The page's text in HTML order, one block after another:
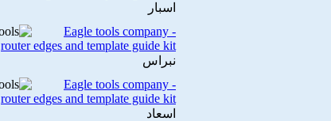
اسبار
Eagle tools company -
router edges and template guide kit
نبراس
Eagle tools company -
router edges and template guide kit
اسعاد